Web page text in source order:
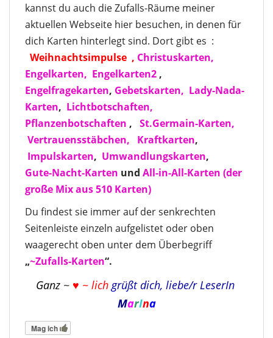
kannst du auch die Zufalls-Räume meiner
aktuellen Webseite hier besuchen, in denen für
dich Karten hinterlegt sind. Dort gibt es :
Weihnachtsimpulse , Christuskarten,
Engelkarten, Engelkarten2 ,
Engelfragekarten, Gebetskarten, Lady-Nada-
Karten, Lichtbotschaften,
Pflanzenbotschaften , St.Germain-Karten,
Vertrauensstäbchen,
Kraftkarten,
Impulskarten, Umwandlungskarten,
Gute-Nacht-Karten und All-in-All-Karten (der
große Mix aus 510 Karten)
Du findest sie immer auf der senkrechten
Seitenleiste einzeln aufgelistet oder oben
waagerecht oben unter dem Überbegriff
„~Zufalls-Karten“.
Ganz ~ ♥ ~ lich grüßt dich, liebe/r LeserIn
MarIna
Mag ich